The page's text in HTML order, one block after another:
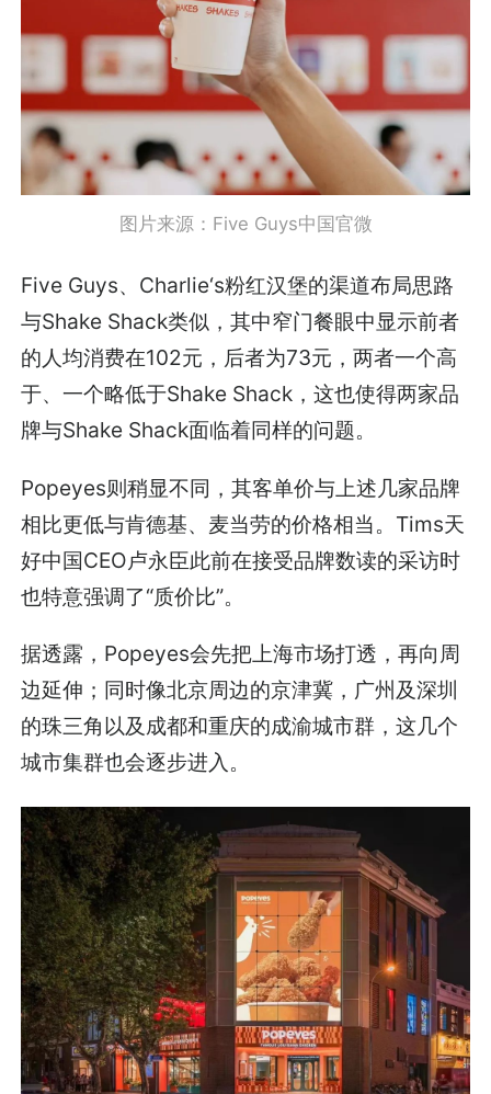
图片来源：Five Guys中国官微
Five Guys、Charlie‘s粉红汉堡的渠道布局思路
与Shake Shack类似，其中窄门餐眼中显示前者
的人均消费在102元，后者为73元，两者一个高
于、一个略低于Shake Shack，这也使得两家品
牌与Shake Shack面临着同样的问题。
Popeyes则稍显不同，其客单价与上述几家品牌
相比更低与肯德基、麦当劳的价格相当。Tims天
好中国CEO卢永臣此前在接受品牌数读的采访时
也特意强调了“质价比”。
据透露，Popeyes会先把上海市场打透，再向周
边延伸；同时像北京周边的京津冀，广州及深圳
的珠三角以及成都和重庆的成渝城市群，这几个
城市集群也会逐步进入。